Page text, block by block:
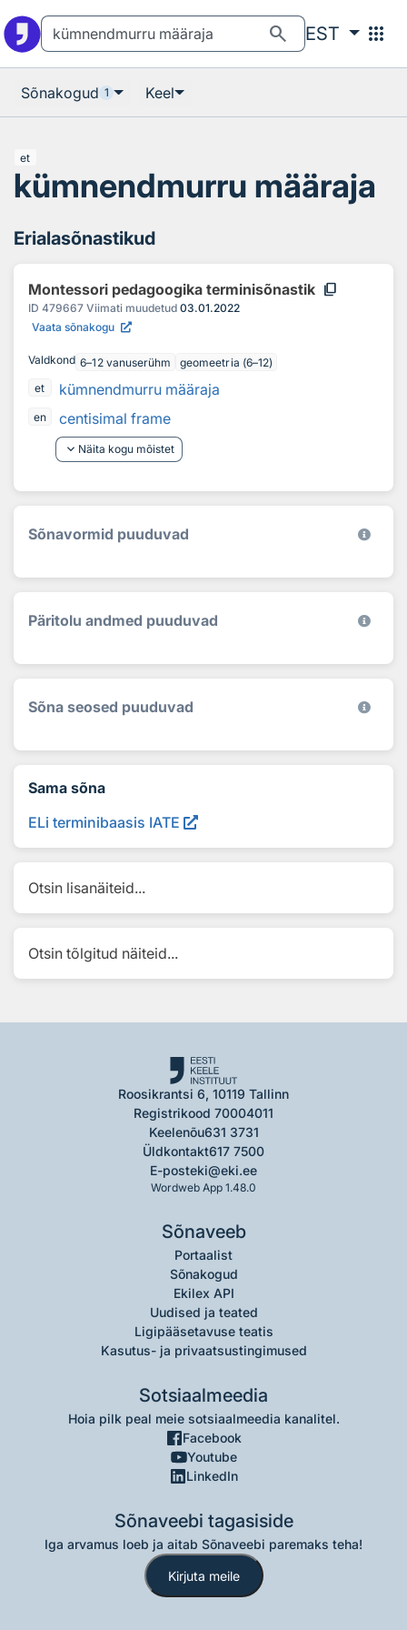
search EST apps
Sõnakogud 1 Keel
et
kümnendmurru määraja
Erialasõnastikud
Montessori pedagoogika terminisõnastik content_copy
ID 479667 Viimati muudetud 03.01.2022
Vaata sõnakogu
Valdkond 6–12 vanuserühm
geomeetria (6–12)
et
kümnendmurru määraja
en
centisimal frame
keyboard_arrow_down Näita kogu mõistet
Sõnavormid puuduvad
Päritolu andmed puuduvad
Sõna seosed puuduvad
Sama sõna
ELi terminibaasis IATE
Otsin lisanäiteid...
Otsin tõlgitud näiteid...
Roosikrantsi 6, 10119 Tallinn
Registrikood 70004011
Keelenõu631 3731
Üldkontakt617 7500
E-posteki@eki.ee
Wordweb App 1.48.0
Sõnaveeb
Portaalist
Sõnakogud
Ekilex API
Uudised ja teated
Ligipääsetavuse teatis
Kasutus- ja privaatsustingimused
Sotsiaalmeedia
Hoia pilk peal meie sotsiaalmeedia kanalitel.
Facebook
Youtube
LinkedIn
Sõnaveebi tagasiside
Iga arvamus loeb ja aitab Sõnaveebi paremaks teha!
Kirjuta meile